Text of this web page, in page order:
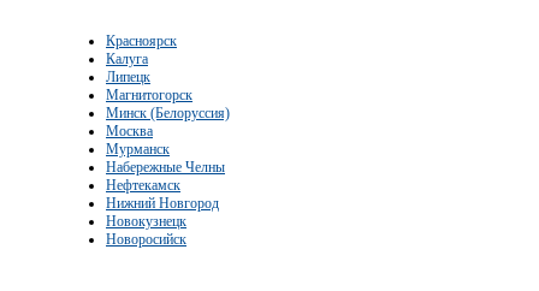
Красноярск
Калуга
Липецк
Магнитогорск
Минск (Белоруссия)
Москва
Мурманск
Набережные Челны
Нефтекамск
Нижний Новгород
Новокузнецк
Новоросийск